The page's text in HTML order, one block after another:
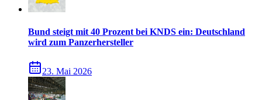
Bund steigt mit 40 Prozent bei KNDS ein: Deutschland
wird zum Panzerhersteller
23. Mai 2026